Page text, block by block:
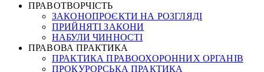
ПРАВОТВОРЧІСТЬ
ЗАКОНОПРОЄКТИ НА РОЗГЛЯДІ
ПРИЙНЯТІ ЗАКОНИ
НАБУЛИ ЧИННОСТІ
ПРАВОВА ПРАКТИКА
ПРАКТИКА ПРАВООХОРОННИХ ОРГАНІВ
ПРОКУРОРСЬКА ПРАКТИКА